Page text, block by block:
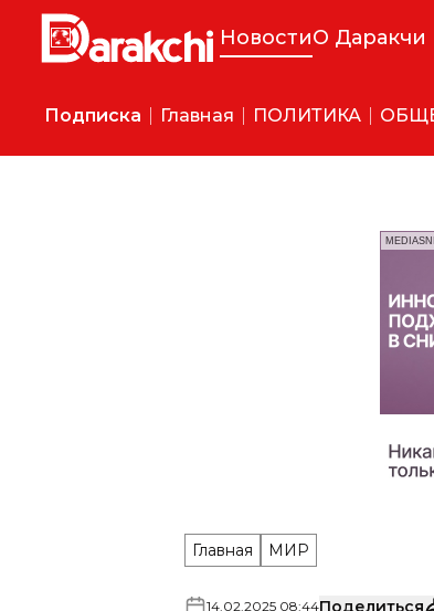
НовостиО Даракчи
Подписка Главная ПОЛИТИКА
Главная МИР
14.02.2025 08:44Поделиться